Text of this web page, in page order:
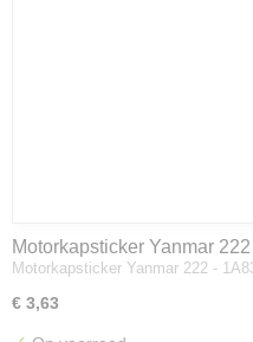
Motorkapsticker Yanmar
Motorkapsticker Yanmar 222 -
€ 3,63